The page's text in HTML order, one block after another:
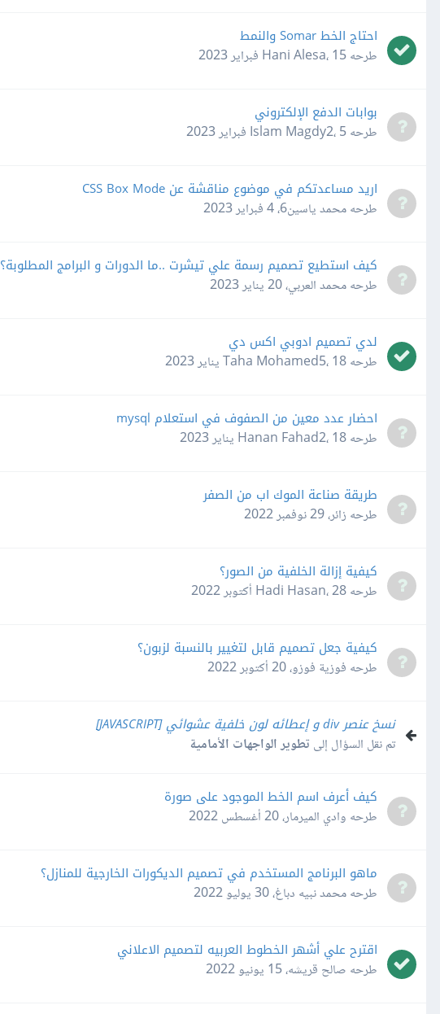
احتاج الخط Somar والنمط
طرحه Hani Alesa،15 فبراير 2023
بوابات الدفع الإلكتروني
طرحه Islam Magdy2،5 فبراير 2023
اريد مساعدتكم في موضوع مناقشة عن CSS Box Mode
طرحهمحمد ياسين6 ،4 فبراير 2023
كيف استطيع تصميم رسمة علي تيشرت ..ما الدورات و البرامج المطلوبة؟
طرحهمحمد العربي،20 يناير 2023
لدي تصميم ادوبي اكس دي
طرحه Taha Mohamed5،18 يناير 2023
احضار عدد معين من الصفوف في استعلام mysql
طرحه Hanan Fahad2،18 يناير 2023
طريقة صناعة الموك اب من الصفر
طرحه زائر،29 نوفمبر 2022
كيفية إزالة الخلفية من الصور؟
طرحه Hadi Hasan،28 أكتوبر 2022
كيفية جعل تصميم قابل لتغيير بالنسبة لزبون؟
طرحه فوزية فوزو،20 أكتوبر 2022
نسخ عنصر div و إعطائه لون خلفية عشوائي [JAVASCRIPT]
تم نقل السؤال إلى تطوير الواجهات الأمامية
كيف أعرف اسم الخط الموجود على صورة
طرحه وادي الميرمار،20 أغسطس 2022
ماهو البرنامج المستخدم في تصميم الديكورات الخارجية للمنازل؟
طرحهمحمد نبيه دباغ،30 يوليو 2022
اقترح علي أشهر الخطوط العربيه لتصميم الاعلاني
طرحه صالح قريشه،15 يونيو 2022